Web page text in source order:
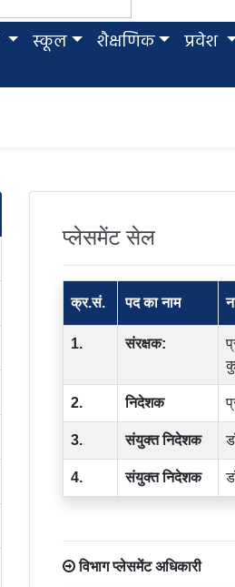
स्कूल शैक्षणिक प्रवेश
प्लेसमेंट सेल
क्र.सं. पद का नाम
1. संरक्षक:
2. निदेशक
3. संयुक्त निदेशक
4. संयुक्त निदेशक
विभाग प्लेसमेंट अधिकारी